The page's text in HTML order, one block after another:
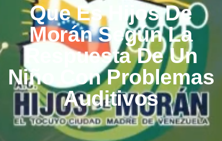
Que Es Hijos De
Morán Según La
Respuesta De Un
Niño Con Problemas
Auditivos